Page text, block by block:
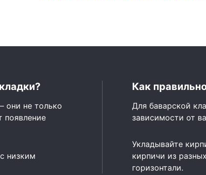
они не только
появление
низким
Как
Для баварской
зависимости от
Укладывайте
кирпичи из
горизонтали.